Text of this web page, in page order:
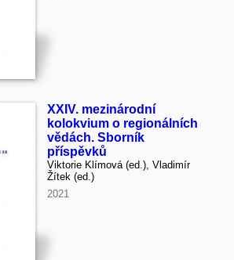
XXIV. mezinárodní
kolokvium o regionálních
vědách. Sborník
příspěvků
Viktorie Klímová (ed.), Vladimír
Žítek (ed.)
2021